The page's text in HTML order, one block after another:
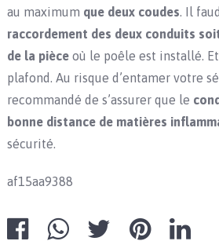
au maximum que deux coudes. Il
raccordement des deux conduits
de la pièceoù le poêle est installé. Et
plafond. Au risque d’entamer votre
recommandé de s’assurer que le
bonne distance de matières
sécurité.
af15aa9388